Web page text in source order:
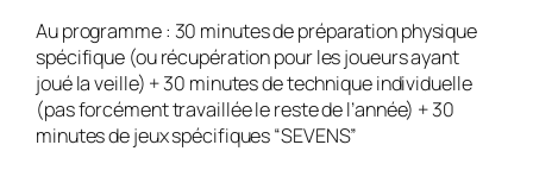
Au programme : 30 minutes de préparation physique
spécifique (ou récupération pour les joueurs ayant
joué la veille) + 30 minutes de technique individuelle
(pas forcément travaillée le reste de l’année) + 30
minutes de jeux spécifiques “SEVENS”